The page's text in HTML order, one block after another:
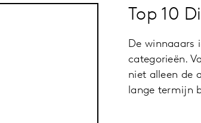
Top 10
De winnaaars
categorieën.
niet alleen de
lange termijn